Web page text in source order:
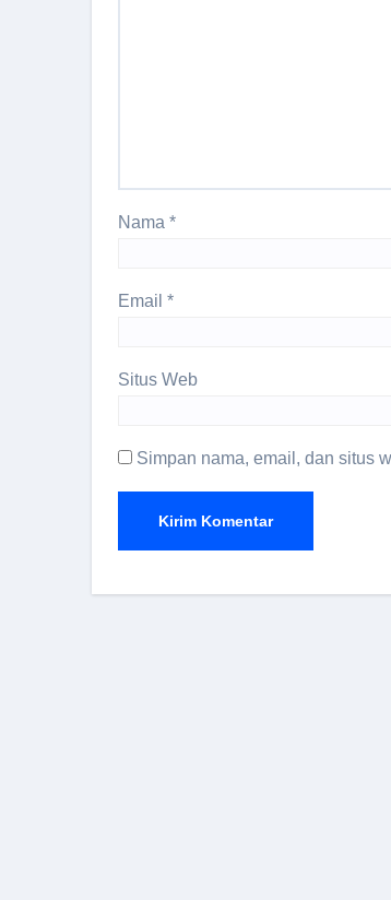
Nama *
Email *
Situs Web
Simpan nama, email, dan situs